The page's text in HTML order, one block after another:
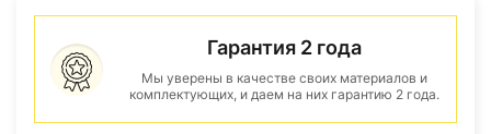
Гарантия 2 года
Мы уверены в качестве своих материалов и
комплектующих, и даем на них гарантию 2 года.